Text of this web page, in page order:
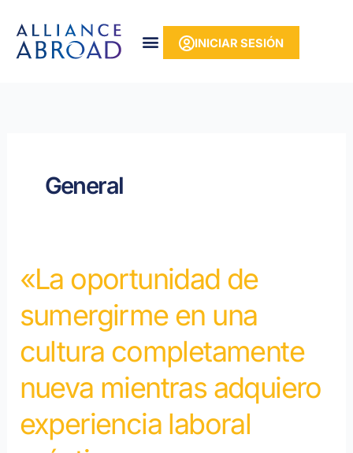
contenido
INICIAR SESIÓN
General
«La oportunidad de
sumergirme en una
cultura completamente
nueva mientras adquiero
experiencia laboral
«La
oportunidad
de
en
cultura
completamente
nueva